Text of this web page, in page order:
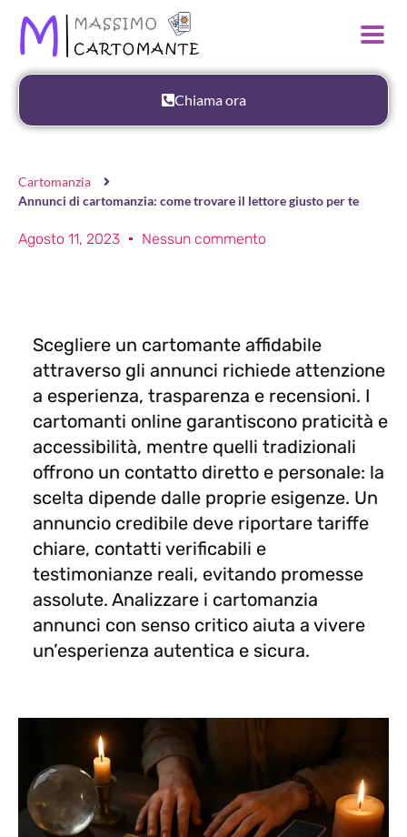
Chiama ora
Cartomanzia
Annunci di cartomanzia: come trovare il lettore giusto per te
Agosto 11, 2023 Nessun commento
Scegliere un cartomante affidabile
attraverso gli annunci richiede attenzione
a esperienza, trasparenza e recensioni. I
cartomanti online garantiscono praticità e
accessibilità, mentre quelli tradizionali
offrono un contatto diretto e personale: la
scelta dipende dalle proprie esigenze. Un
annuncio credibile deve riportare tariffe
chiare, contatti verificabili e
testimonianze reali, evitando promesse
assolute. Analizzare i cartomanzia
annunci con senso critico aiuta a vivere
un’esperienza autentica e sicura.